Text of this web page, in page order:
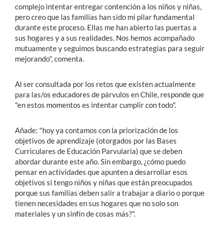
complejo intentar entregar contención a los niños y niñas,
pero creo que las familias han sido mi pilar fundamental
durante este proceso. Ellas me han abierto las puertas a
sus hogares y a sus realidades. Nos hemos acompañado
mutuamente y seguimos buscando estrategias para seguir
mejorando", comenta.
Al ser consultada por los retos que existen actualmente
para las/os educadores de párvulos en Chile, responde que
"en estos momentos es intentar cumplir con todo".
Añade: "hoy ya contamos con la priorización de los
objetivos de aprendizaje (otorgados por las Bases
Curriculares de Educación Parvularia) que se deben
abordar durante este año. Sin embargo, ¿cómo puedo
pensar en actividades que apunten a desarrollar esos
objetivos si tengo niños y niñas que están preocupados
porque sus familias deben salir a trabajar a diario o porque
tienen necesidades en sus hogares que no solo son
materiales y un sinfín de cosas más?".